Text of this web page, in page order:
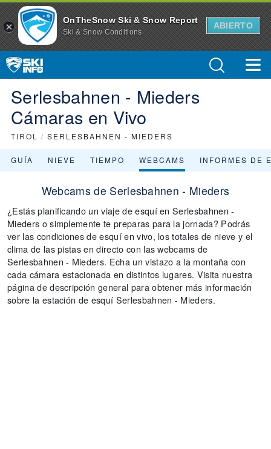
OnTheSnow Ski & Snow Report
Ski & Snow Conditions
ABIERTO
Serlesbahnen - Mieders
Cámaras en Vivo
TIROL / SERLESBAHNEN - MIEDERS
GUÍA NIEVE TIEMPO WEBCAMS INFORMES DE
Webcams de Serlesbahnen - Mieders
¿Estás planificando un viaje de esquí en Serlesbahnen -
Mieders o simplemente te preparas para la jornada? Podrás
ver las condiciones de esquí en vivo, los totales de nieve y el
clima de las pistas en directo con las webcams de
Serlesbahnen - Mieders. Echa un vistazo a la montaña con
cada cámara estacionada en distintos lugares. Visita nuestra
página de descripción general para obtener más información
sobre la estación de esquí Serlesbahnen - Mieders.